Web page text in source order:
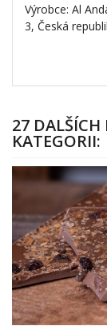
Výrobce: Al
3, Česká
27 DALŠÍCH
KATEGORII: